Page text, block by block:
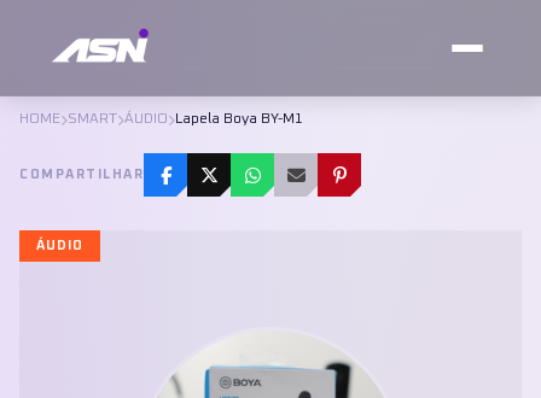
HOME SMART ÁUDIO Lapela Boya BY-M1
COMPARTILHAR
ÁUDIO